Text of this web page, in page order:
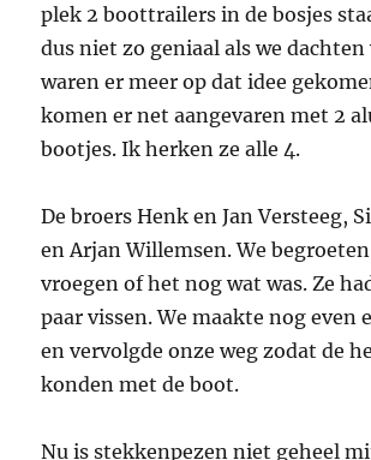
plek 2 boottrailers in de bosjes
dus niet zo geniaal als we
waren er meer op dat idee
komen er net aangevaren met 2
bootjes. Ik herken ze alle 4.
De broers Henk en Jan Versteeg,
en Arjan Willemsen. We
vroegen of het nog wat was. Ze
paar vissen. We maakte nog even
en vervolgde onze weg zodat de
konden met de boot.
Nu is stekkenpezen niet geheel